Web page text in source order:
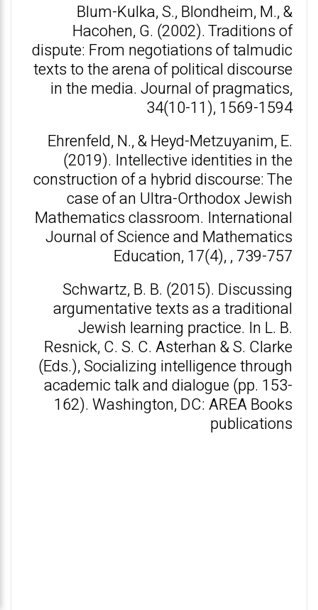
Blum-Kulka, S., Blondheim, M., &
Hacohen, G. (2002). Traditions of
dispute: From negotiations of talmudic
texts to the arena of political discourse
in the media. Journal of pragmatics,
34(10-11), 1569-1594
Ehrenfeld, N., & Heyd-Metzuyanim, E.
(2019). Intellective identities in the
construction of a hybrid discourse: The
case of an Ultra-Orthodox Jewish
Mathematics classroom. International
Journal of Science and Mathematics
Education, 17(4), , 739-757
Schwartz, B. B. (2015). Discussing
argumentative texts as a traditional
Jewish learning practice. In L. B.
Resnick, C. S. C. Asterhan & S. Clarke
(Eds.), Socializing intelligence through
academic talk and dialogue (pp. 153-
162). Washington, DC: AREA Books
publications